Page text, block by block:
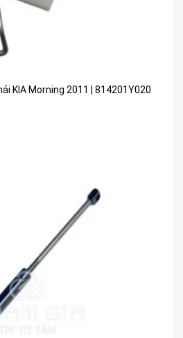
KIA Morning 2011 | 814201Y020